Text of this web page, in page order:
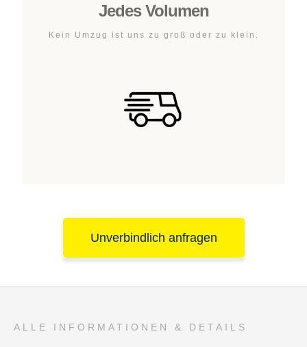
Jedes Volumen
Kein Umzug ist uns zu groß oder zu klein.
Unverbindlich anfragen
ALLE INFORMATIONEN & DETAILS